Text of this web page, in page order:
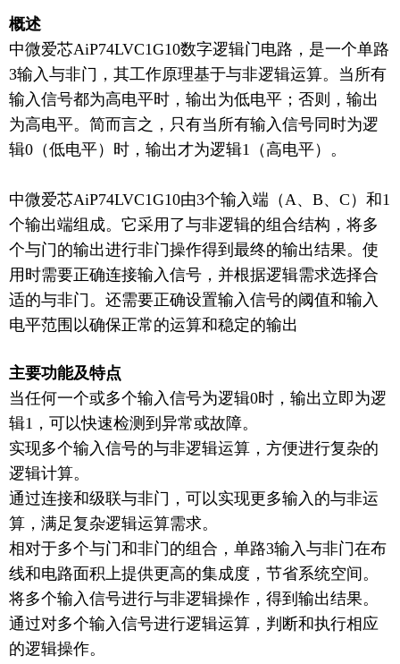
概述
中微爱芯AiP74LVC1G10数字逻辑门电路，是一个单路
3输入与非门，其工作原理基于与非逻辑运算。当所有
输入信号都为高电平时，输出为低电平；否则，输出
为高电平。简而言之，只有当所有输入信号同时为逻
辑0（低电平）时，输出才为逻辑1（高电平）。
中微爱芯AiP74LVC1G10由3个输入端（A、B、C）和1
个输出端组成。它采用了与非逻辑的组合结构，将多
个与门的输出进行非门操作得到最终的输出结果。使
用时需要正确连接输入信号，并根据逻辑需求选择合
适的与非门。还需要正确设置输入信号的阈值和输入
电平范围以确保正常的运算和稳定的输出
主要功能及特点
当任何一个或多个输入信号为逻辑0时，输出立即为逻
辑1，可以快速检测到异常或故障。
实现多个输入信号的与非逻辑运算，方便进行复杂的
逻辑计算。
通过连接和级联与非门，可以实现更多输入的与非运
算，满足复杂逻辑运算需求。
相对于多个与门和非门的组合，单路3输入与非门在布
线和电路面积上提供更高的集成度，节省系统空间。
将多个输入信号进行与非逻辑操作，得到输出结果。
通过对多个输入信号进行逻辑运算，判断和执行相应
的逻辑操作。